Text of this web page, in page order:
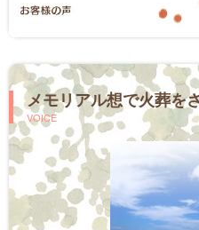
メモリアル想で火葬を
VOICE